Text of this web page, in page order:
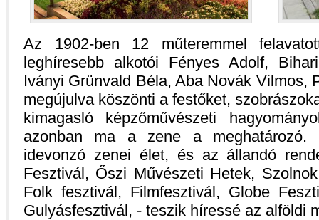
Az 1902-ben 12 műteremmel
leghíresebb alkotói Fényes Adolf,
Iványi Grünvald Béla, Aba Novák Vilmos,
megújulva köszönti a festőket,
kimagasló képzőművészeti
azonban ma a zene a meghatározó.
idevonzó zenei élet, és az állandó
Fesztivál, Őszi Művészeti Hetek,
Folk fesztivál, Filmfesztivál, Globe
Gulyásfesztivál, - teszik híressé az alföldi